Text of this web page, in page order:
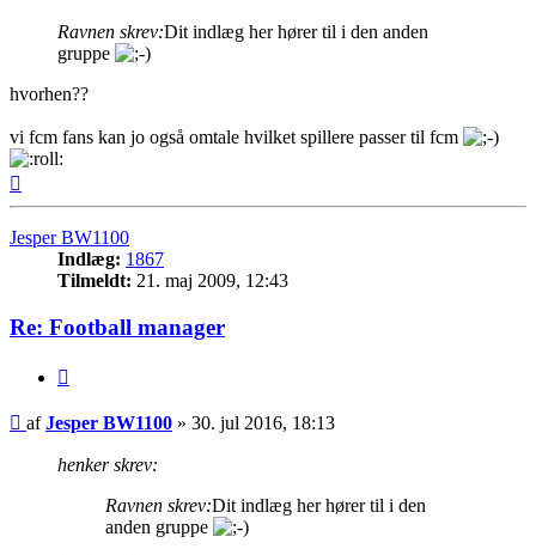
Ravnen skrev:Dit indlæg her hører til i den anden
gruppe
hvorhen??
vi fcm fans kan jo også omtale hvilket spillere passer til fcm
Jesper BW1100
Indlæg: 1867
Tilmeldt: 21. maj 2009, 12:43
Re: Football manager
Indlæg
afJesper BW1100 » 30. jul 2016, 18:13
henker skrev:
Ravnen skrev:Dit indlæg her hører til i den
anden gruppe